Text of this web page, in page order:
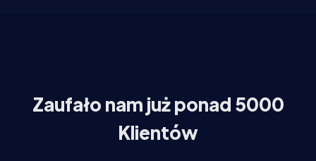
Zaufało nam już ponad 5000
Klientów